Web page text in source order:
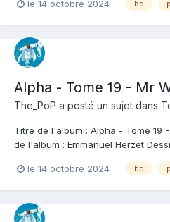
pas mal l'intérêt de la série, qui
le 14 octobre 2024 bd
Alpha - Tome 19 - Mr
The_PoP a posté un sujet dans
Titre de l'album : Alpha - Tome 19
de l'album : Emmanuel Herzet
Lombard Note : Résumé de
le 14 octobre 2024 bd